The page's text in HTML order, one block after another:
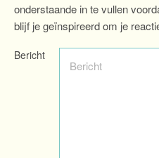
onderstaande in te vullen
blijf je geïnspireerd om je
Bericht